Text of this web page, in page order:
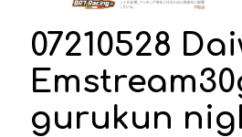
07210528
gurukun